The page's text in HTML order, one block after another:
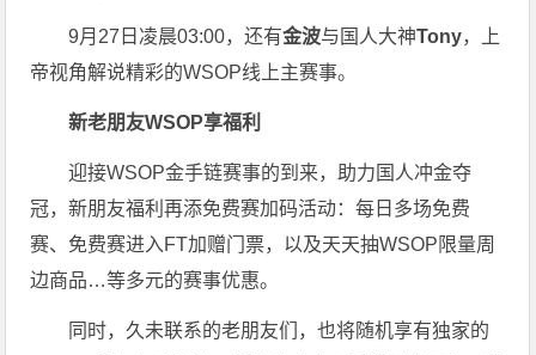
9月27日凌晨03:00，还有金波与国人大神Tony，上
帝视角解说精彩的WSOP线上主赛事。
新老朋友WSOP享福利
迎接WSOP金手链赛事的到来，助力国人冲金夺
冠，新朋友福利再添免费赛加码活动：每日多场免费
赛、免费赛进入FT加赠门票，以及天天抽WSOP限量周
边商品…等多元的赛事优惠。
同时，久未联系的老朋友们，也将随机享有独家的